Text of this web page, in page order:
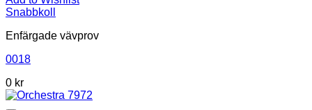
Snabbkoll
Enfärgade vävprov
0018
0 kr